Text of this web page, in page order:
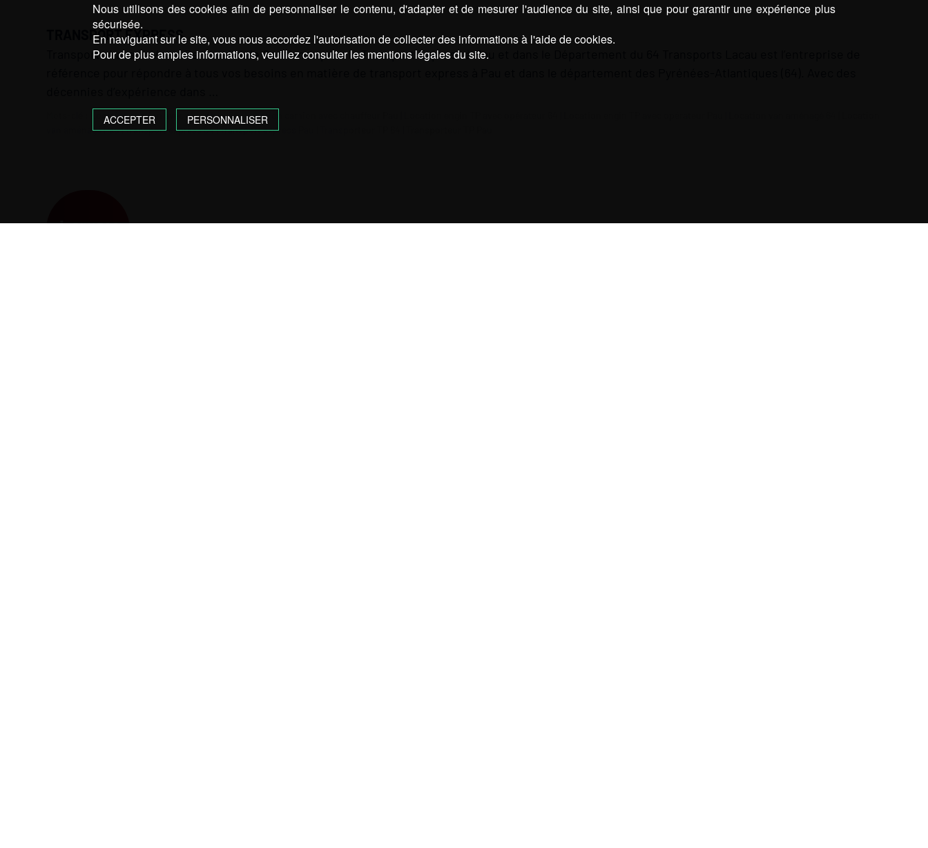
TRANSPORT EXPRESS
Transports Lacau : Votre Partenaire de Confiance pour le Transport Express à Pau et dans le Département du 64 Transports Lacau est l’entreprise de
Location camion avec chauffeur 64| Location camion avec chauffeur Pau
van aménagé Pau|Transport express 64|Transport express Pau
D’INFOS
Nous utilisons des cookies afin de personnaliser le contenu, d'adapter et de mesurer l'audience du site, ainsi que pour garantir une expérience plus
sécurisée.
En naviguant sur le site, vous nous accordez l'autorisation de collecter des informations à l'aide de cookies.
Pour de plus amples informations, veuillez consulter les mentions légales du site.
ACCEPTER PERSONNALISER